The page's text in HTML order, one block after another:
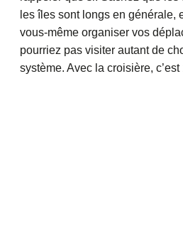
les îles sont longs en générale,
vous-même organiser vos
pourriez pas visiter autant de
système. Avec la croisière,